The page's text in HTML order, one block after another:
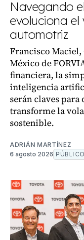
Navegando
evoluciona el
automotriz
Francisco Maciel,
México de
financiera, la
inteligencia
serán claves
transforme la
sostenible.
ADRIÁN MARTÍNEZ
6 agosto 2026 PÚBLICO